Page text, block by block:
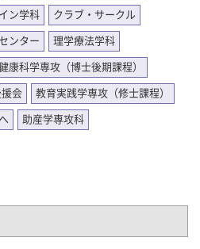
ン学科 クラブ・サークル
ンター 理学療法学科
康科学専攻（博士後期課程）
援会 教育実践学専攻（修士課程）
助産学専攻科